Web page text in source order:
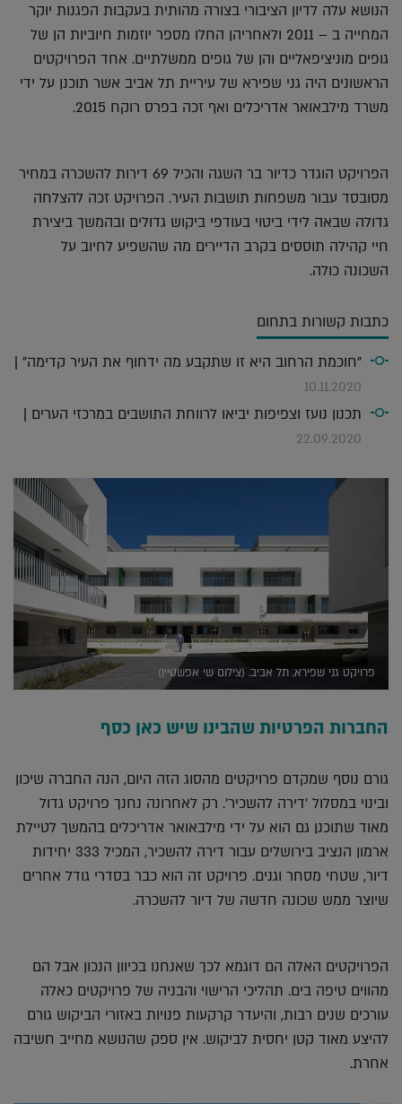
הנושא עלה לדיון הציבורי בצורה מהותית בעקבות הפגנות יוקר
המחייה ב – 2011 ולאחריהן החלו מספר יוזמות חיוביות הן של
גופים מוניציפאליים והן של גופים ממשלתיים. אחד הפרויקטים
הראשונים היה גני שפירא של עיריית תל אביב אשר תוכנן על ידי
משרד מילבאואר אדריכלים ואף זכה בפרס רוקח 2015.
הפרויקט הוגדר כדיור בר השגה והכיל 69 דירות להשכרה במחיר
מסובסד עבור משפחות תושבות העיר. הפרויקט זכה להצלחה
גדולה שבאה לידי ביטוי בעודפי ביקוש גדולים ובהמשך ביצירת
חיי קהילה תוססים בקרב הדיירים מה שהשפיע לחיוב על
השכונה כולה.
כתבות קשורות בתחום
"חוכמת הרחוב היא זו שתקבע מה ידחוף את העיר קדימה" |
10.11.2020
תכנון נועז וצפיפות יביאו לרווחת התושבים במרכזי הערים |
22.09.2020
פרויקט גני שפירא, תל אביב. (צילום שי אפשטיין)
החברות הפרטיות שהבינו שיש כאן כסף
גורם נוסף שמקדם פרויקטים מהסוג הזה היום, הנה החברה שיכון
ובינוי במסלול 'דירה להשכיר'. רק לאחרונה נחנך פרויקט גדול
מאוד שתוכנן גם הוא על ידי מילבאואר אדריכלים בהמשך לטיילת
ארמון הנציב בירושלים עבור דירה להשכיר, המכיל 333 יחידות
דיור, שטחי מסחר וגנים. פרויקט זה הוא כבר בסדרי גודל אחרים
שיוצר ממש שכונה חדשה של דיור להשכרה.
הפרויקטים האלה הם דוגמא לכך שאנחנו בכיוון הנכון אבל הם
מהווים טיפה בים. תהליכי הרישוי והבניה של פרויקטים כאלה
עורכים שנים רבות, והיעדר קרקעות פנויות באזורי הביקוש גורם
להיצע מאוד קטן יחסית לביקוש. אין ספק שהנושא מחייב חשיבה
אחרת.